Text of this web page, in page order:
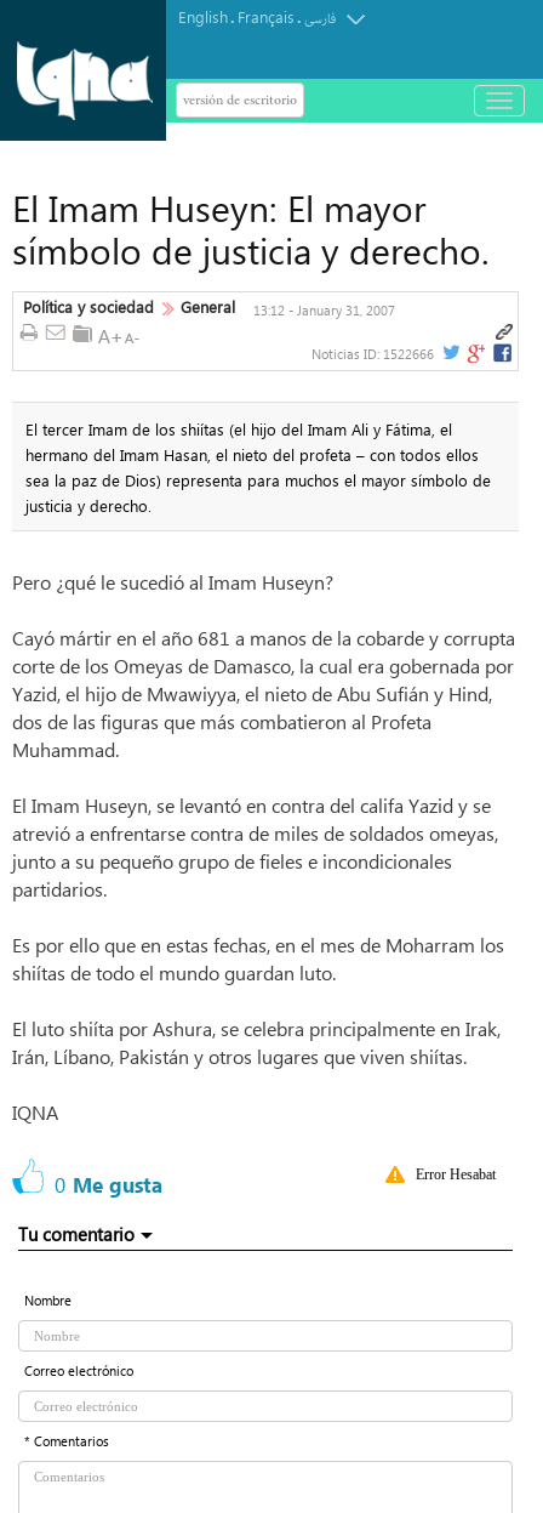
English. Français.فارسی
versión de escritorio
باز
و
El Imam Huseyn: El mayor
símbolo de justicia y derecho.
Política y sociedad General 13:12 - January 31, 2007
Noticias ID: 1522666
El tercer Imam de los shiítas (el hijo del Imam Ali y Fátima, el
hermano del Imam Hasan, el nieto del profeta – con todos ellos
sea la paz de Dios) representa para muchos el mayor símbolo de
justicia y derecho.
Pero ¿qué le sucedió al Imam Huseyn?
Cayó mártir en el año 681 a manos de la cobarde y corrupta
corte de los Omeyas de Damasco, la cual era gobernada por
Yazid, el hijo de Mwawiyya, el nieto de Abu Sufián y Hind,
dos de las figuras que más combatieron al Profeta
Muhammad.
El Imam Huseyn, se levantó en contra del califa Yazid y se
atrevió a enfrentarse contra de miles de soldados omeyas,
junto a su pequeño grupo de fieles e incondicionales
partidarios.
Es por ello que en estas fechas, en el mes de Moharram los
shiítas de todo el mundo guardan luto.
El luto shiíta por Ashura, se celebra principalmente en Irak,
Irán, Líbano, Pakistán y otros lugares que viven shiítas.
IQNA
0 Me gusta Error Hesabat
Tu comentario
Nombre
Correo electrónico
* Comentarios